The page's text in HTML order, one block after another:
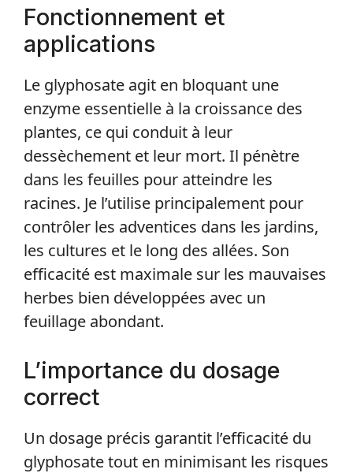
Fonctionnement et
applications
Le glyphosate agit en bloquant une
enzyme essentielle à la croissance des
plantes, ce qui conduit à leur
dessèchement et leur mort. Il pénètre
dans les feuilles pour atteindre les
racines. Je l’utilise principalement pour
contrôler les adventices dans les jardins,
les cultures et le long des allées. Son
efficacité est maximale sur les mauvaises
herbes bien développées avec un
feuillage abondant.
L’importance du dosage
correct
Un dosage précis garantit l’efficacité du
glyphosate tout en minimisant les risques